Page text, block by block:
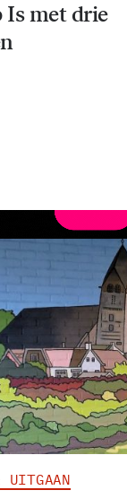
Is met drie
UITGAAN